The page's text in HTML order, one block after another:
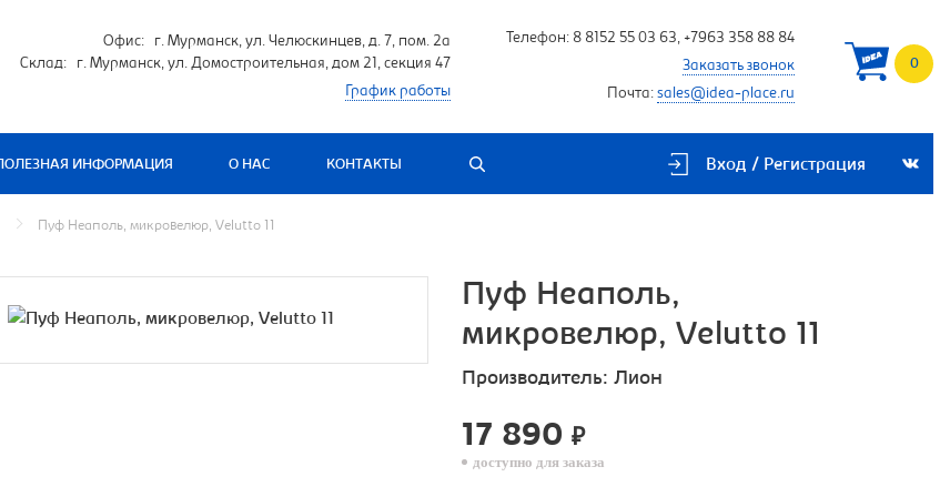
Офис: г. Мурманск, ул. Челюскинцев, д. 7, пом. 2а
Склад: г. Мурманск, ул. Домостроительная, дом 21, секция 47
График работы
Телефон: 8 8152 55 03 63, +7963 358 88 84
Заказать звонок
Почта: sales@idea-place.ru
0
ИНФОРМАЦИЯ О НАС КОНТАКТЫ Вход / Регистрация
Пуф Неаполь, микровелюр, Velutto 11
Пуф Неаполь,
микровелюр, Velutto 11
Производитель: Лион
17 890 ₽
доступно для заказа